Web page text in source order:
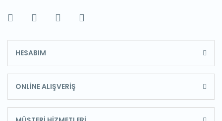
HESABIM
ONLİNE ALIŞVERİŞ